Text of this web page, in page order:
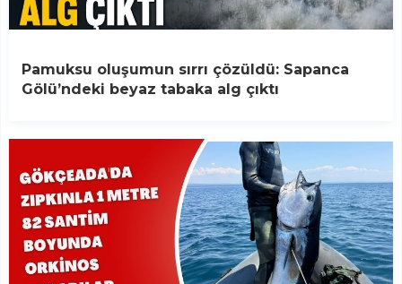
Pamuksu oluşumun sırrı çözüldü: Sapanca
Gölü’ndeki beyaz tabaka alg çıktı